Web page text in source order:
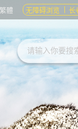
繁體 无障碍浏览 长